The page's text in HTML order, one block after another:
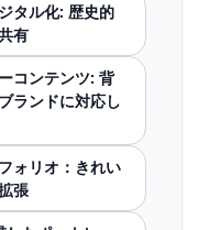
タル化: 歴史的
有
コンテンツ: 背
ランドに対応し
ォリオ：きれい
張